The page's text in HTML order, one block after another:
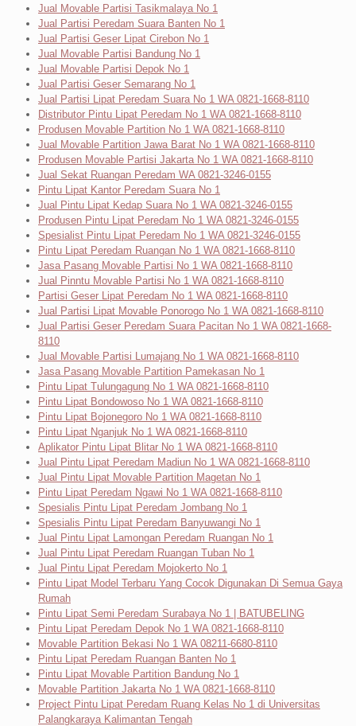
Jual Movable Partisi Tasikmalaya No 1
Jual Partisi Peredam Suara Banten No 1
Jual Partisi Geser Lipat Cirebon No 1
Jual Movable Partisi Bandung No 1
Jual Movable Partisi Depok No 1
Jual Partisi Geser Semarang No 1
Jual Partisi Lipat Peredam Suara No 1 WA 0821-1668-8110
Distributor Pintu Lipat Peredam No 1 WA 0821-1668-8110
Produsen Movable Partition No 1 WA 0821-1668-8110
Jual Movable Partition Jawa Barat No 1 WA 0821-1668-8110
Produsen Movable Partisi Jakarta No 1 WA 0821-1668-8110
Jual Sekat Ruangan Peredam WA 0821-3246-0155
Pintu Lipat Kantor Peredam Suara No 1
Jual Pintu Lipat Kedap Suara No 1 WA 0821-3246-0155
Produsen Pintu Lipat Peredam No 1 WA 0821-3246-0155
Spesialist Pintu Lipat Peredam No 1 WA 0821-3246-0155
Pintu Lipat Peredam Ruangan No 1 WA 0821-1668-8110
Jasa Pasang Movable Partisi No 1 WA 0821-1668-8110
Jual Pinntu Movable Partisi No 1 WA 0821-1668-8110
Partisi Geser Lipat Peredam No 1 WA 0821-1668-8110
Jual Partisi Lipat Movable Ponorogo No 1 WA 0821-1668-8110
Jual Partisi Geser Peredam Suara Pacitan No 1 WA 0821-1668-
8110
Jual Movable Partisi Lumajang No 1 WA 0821-1668-8110
Jasa Pasang Movable Partition Pamekasan No 1
Pintu Lipat Tulungagung No 1 WA 0821-1668-8110
Pintu Lipat Bondowoso No 1 WA 0821-1668-8110
Pintu Lipat Bojonegoro No 1 WA 0821-1668-8110
Pintu Lipat Nganjuk No 1 WA 0821-1668-8110
Aplikator Pintu Lipat Blitar No 1 WA 0821-1668-8110
Jual Pintu Lipat Peredam Madiun No 1 WA 0821-1668-8110
Jual Pintu Lipat Movable Partition Magetan No 1
Pintu Lipat Peredam Ngawi No 1 WA 0821-1668-8110
Spesialis Pintu Lipat Peredam Jombang No 1
Spesialis Pintu Lipat Peredam Banyuwangi No 1
Jual Pintu Lipat Lamongan Peredam Ruangan No 1
Jual Pintu Lipat Peredam Ruangan Tuban No 1
Jual Pintu Lipat Peredam Mojokerto No 1
Pintu Lipat Model Terbaru Yang Cocok Digunakan Di Semua Gaya
Rumah
Pintu Lipat Semi Peredam Surabaya No 1 | BATUBELING
Pintu Lipat Peredam Depok No 1 WA 0821-1668-8110
Movable Partition Bekasi No 1 WA 08211-6680-8110
Pintu Lipat Peredam Ruangan Banten No 1
Pintu Lipat Movable Partition Bandung No 1
Movable Partition Jakarta No 1 WA 0821-1668-8110
Project Pintu Lipat Peredam Ruang Kelas No 1 di Universitas
Palangkaraya Kalimantan Tengah